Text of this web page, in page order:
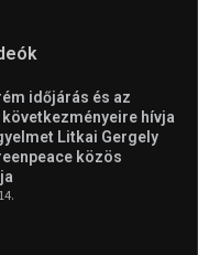
időjárás és az
hívja
Litkai Gergely
közös